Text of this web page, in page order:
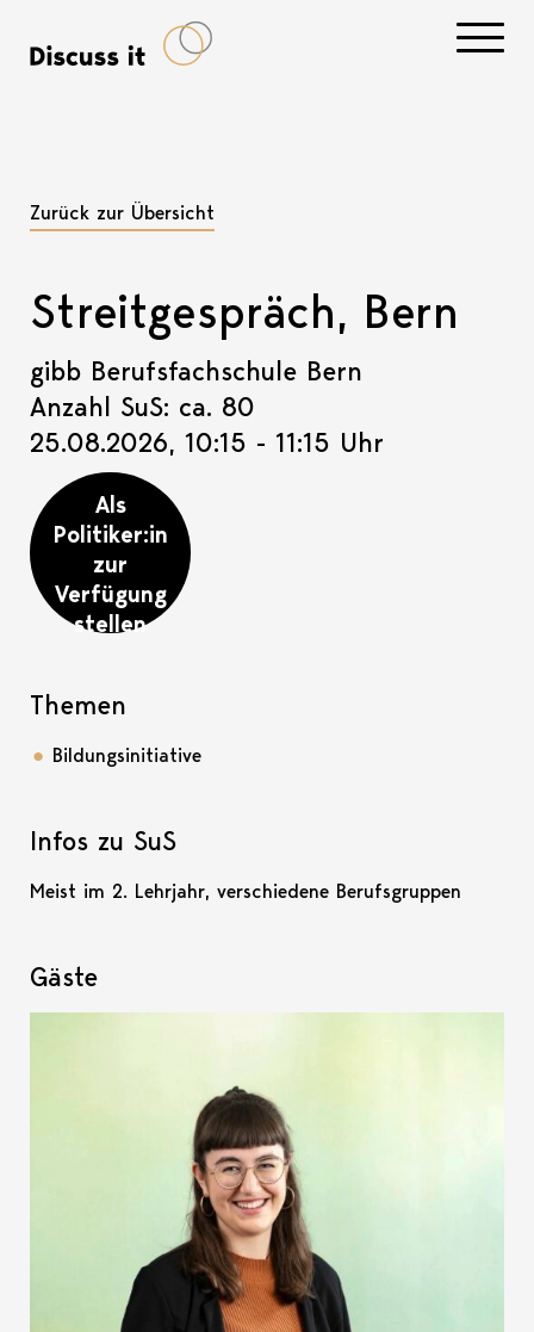
Zurück zur Übersicht
Streitgespräch, Bern
gibb Berufsfachschule Bern
Anzahl SuS: ca. 80
25.08.2026, 10:15 - 11:15 Uhr
Als
Politiker:in
zur
Verfügung
stellen
Themen
Bildungsinitiative
Infos zu SuS
Meist im 2. Lehrjahr, verschiedene Berufsgruppen
Gäste